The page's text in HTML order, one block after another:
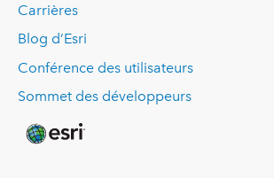
Carrières
Blog d’Esri
Conférence des utilisateurs
Sommet des développeurs